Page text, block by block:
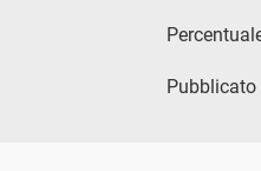
Pubblicato